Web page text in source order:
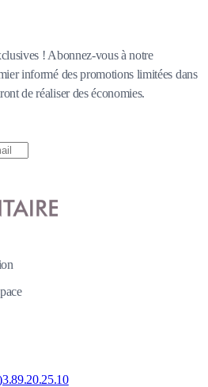
! Abonnez-vous à notre
informé des promotions limitées dans
de réaliser des économies.